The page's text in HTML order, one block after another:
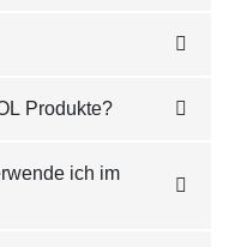
Produkte?
ich im